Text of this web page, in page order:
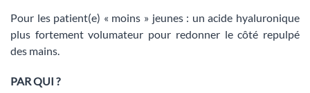
Pour les patient(e) « moins » jeunes : un acide hyaluronique
plus fortement volumateur pour redonner le côté repulpé
des mains.
PAR QUI ?